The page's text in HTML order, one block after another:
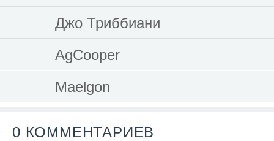
Джо Триббиани
AgCooper
Maelgon
0 КОММЕНТАРИЕВ